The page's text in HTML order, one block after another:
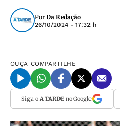
Por Da Redação
26/10/2024 - 17:32 h
OUÇA COMPARTILHE
Siga o A TARDEno Google